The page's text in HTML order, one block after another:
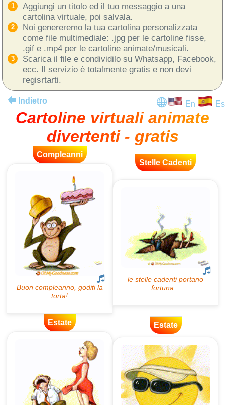
Aggiungi un titolo ed il tuo messaggio a una
cartolina virtuale, poi salvala.
Noi genereremo la tua cartolina personalizzata
come file multimediale: .jpg per le cartoline fisse,
.gif e .mp4 per le cartoline animate/musicali.
Scarica il file e condividilo su Whatsapp, Facebook,
ecc. Il servizio è totalmente gratis e non devi
regisrtarti.
Indietro En Es
Cartoline virtuali animate
divertenti - gratis
Compleanni
Stelle Cadenti
Estate Estate